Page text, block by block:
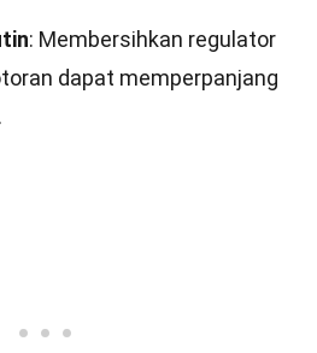
: Membersihkan regulator
dapat memperpanjang